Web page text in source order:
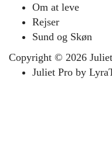
Om at leve
Rejser
Sund og Skøn
Copyright © 2026
Juliet Pro by